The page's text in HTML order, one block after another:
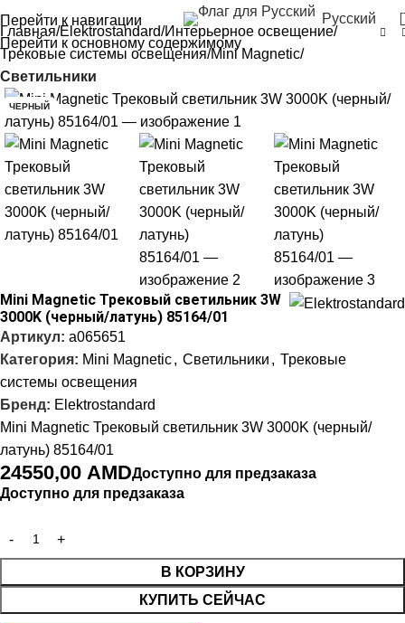
Перейти к навигации
Перейти к основному содержимому
Русский
Главная Elektrostandard Интерьерное освещение
Трековые системы освещения Mini Magnetic
Светильники
ЧЕРНЫЙ
Mini Magnetic Трековый светильник 3W
3000K (черный/латунь) 85164/01
Артикул: a065651
Категория: Mini Magnetic, Светильники , Трековые
системы освещения
Бренд: Elektrostandard
Mini Magnetic Трековый светильник 3W 3000K (черный/
латунь) 85164/01
24550,00 AMDДоступно для предзаказа
Доступно для предзаказа
В КОРЗИНУ
КУПИТЬ СЕЙЧАС